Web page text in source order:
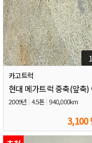
카고트럭
2009년 4.5톤 940,000km
3,100